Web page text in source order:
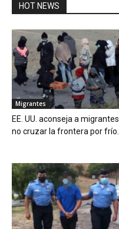
HOT NEWS
Migrantes
EE. UU. aconseja a migrantes
no cruzar la frontera por frío...